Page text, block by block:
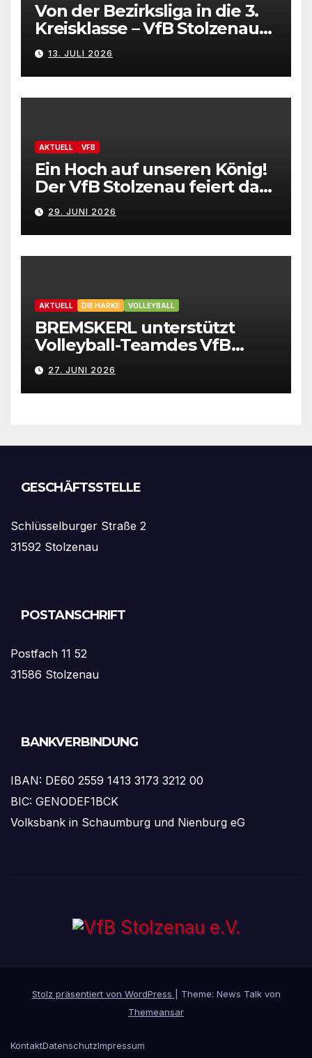
Von der Bezirksliga in die 3.
Kreisklasse – VfB Stolzenau
präsentiert Neuzugänge
13. JULI 2026
AKTUELL VFB
Ein Hoch auf unseren König!
Der VfB Stolzenau feiert das
Schützenfest 2026
29. JUNI 2026
AKTUELL DIE HARKE VOLLEYBALL
BREMSKERL unterstützt
Volleyball-Teamdes VfB
Stolzenau mit neuen Trikots
27. JUNI 2026
GESCHÄFTSSTELLE
Schlüsselburger Straße 2
31592 Stolzenau
POSTANSCHRIFT
Postfach 11 52
31586 Stolzenau
BANKVERBINDUNG
IBAN: DE60 2559 1413 3173 3212 00
BIC: GENODEF1BCK
Volksbank in Schaumburg und Nienburg eG
Stolz präsentiert von WordPress
Theme: News Talk von
Themeansar
KontaktDatenschutzImpressum